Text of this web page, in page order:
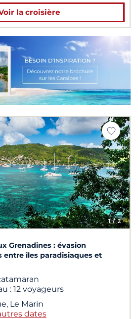
la croisière
1/ 2
Grenadines : évasion
entre îles paradisiaques et
: 12 voyageurs
Le Marin
dates